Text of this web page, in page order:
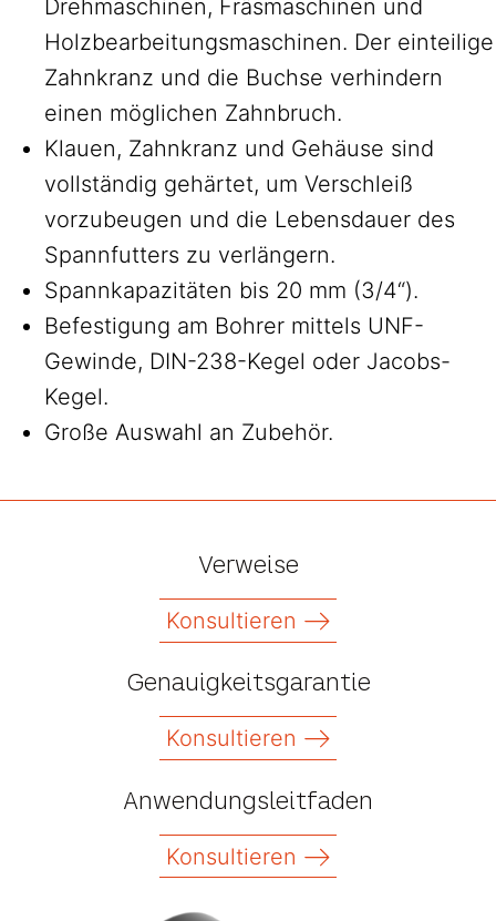
Drehmaschinen, Fräsmaschinen und
Holzbearbeitungsmaschinen. Der einteilige
Zahnkranz und die Buchse verhindern
einen möglichen Zahnbruch.
Klauen, Zahnkranz und Gehäuse sind
vollständig gehärtet, um Verschleiß
vorzubeugen und die Lebensdauer des
Spannfutters zu verlängern.
Spannkapazitäten bis 20 mm (3/4“).
Befestigung am Bohrer mittels UNF-
Gewinde, DIN-238-Kegel oder Jacobs-
Kegel.
Große Auswahl an Zubehör.
Verweise
Konsultieren
Genauigkeitsgarantie
Konsultieren
Anwendungsleitfaden
Konsultieren